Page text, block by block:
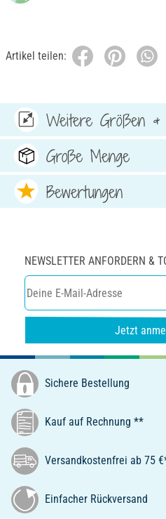
Artikel teilen:
Weitere Größen &
Große Menge
Bewertungen
NEWSLETTER ANFORDERN &
Jetzt
Sichere Bestellung
Kauf auf Rechnung **
Versandkostenfrei ab 75
Einfacher Rückversand